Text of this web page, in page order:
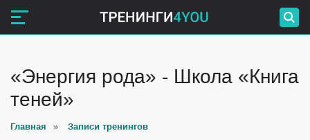
«Энергия рода» - Школа «Книга
теней»
Главная » Записи тренингов